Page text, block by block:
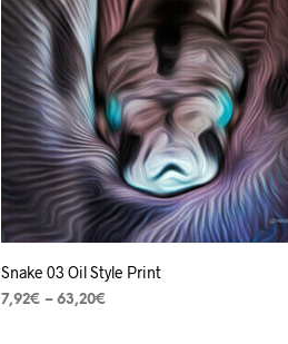
Snake 03 Oil Style Print
7,92€ –63,20€